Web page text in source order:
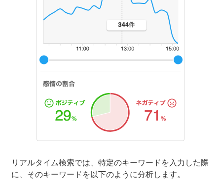
リアルタイム検索では、特定のキーワードを入力した際
に、そのキーワードを以下のように分析します。